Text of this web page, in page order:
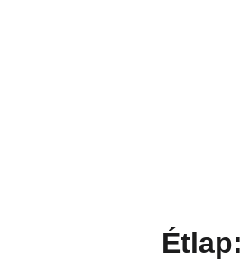
Étlap: